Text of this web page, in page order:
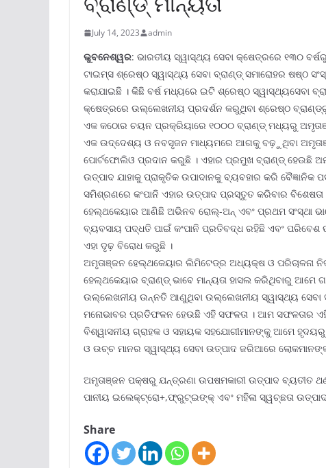
July 14, 2023 admin
ଭୁବନେଶ୍ୱର: ଭାରତୀୟ ସ୍ୱାସ୍ଥ୍ୟ ସେବା କ୍ଷେତ୍ରରେ ୧୩୦
ଟାଇମ୍‌ସ ଶ୍ରେଷ୍ଠ ସ୍ୱାସ୍ଥ୍ୟ ସେବା ବ୍ରାଣ୍ଡ୍ ସମାରୋହର ଷଷ୍ଠ
କରାଯାଇଛି । କିଛି ବର୍ଷ ମଧ୍ୟରେ ଇଟି ଶ୍ରେଷ୍ଠ ସ୍ୱାସ୍ଥ୍ୟସେବା
କ୍ଷେତ୍ରରେ ଉଲ୍ଲେଖନୀୟ ପ୍ରଦର୍ଶନ କରୁଥିବା ଶ୍ରେଷ୍ଠ
ଏକ କଠୋର ଚୟନ ପ୍ରକ୍ରିୟାରେ ୧୦୦୦ ବ୍ରାଣ୍ଡ୍ ମଧ୍ୟରୁ
ଏକ ଉଦ୍ଦେଶ୍ୟ ଓ ନବସୃଜନ ମାଧ୍ୟମରେ ଆଗକୁ ବଢ଼ୁଥିବା
ପୋର୍ଟଫୋଲିଓ ପ୍ରଦାନ କରୁଛି । ଏହାର ପ୍ରମୁଖ ବ୍ରାଣ୍ଡ୍ ହେଉଛି
ଉତ୍ପାଦ ଯାହାକୁ ପ୍ରାକୃତିକ ଉପାଦାନକୁ ବ୍ୟବହାର କରି
ସମିଶ୍ରଣରେ କଂପାନି ଏହାର ଉତ୍ପାଦ ପ୍ରସ୍ତୁତ କରିବାର
ହେଲ୍‌ଥକେୟାର ଆଣିଛି ଅଭିନବ ରୋଲ୍‌-ଅନ୍ ଏବଂ ପ୍ରଥମ ସଂସ୍ଥା
ବ୍ୟବସାୟ ପଦ୍ଧତି ପାଇଁ କଂପାନି ପ୍ରତିବଦ୍ଧ ରହିଛି ଏବଂ
ଏହା ଦୃଢ଼ ବିରୋଧ କରୁଛି ।
ଅମୃତାଞ୍ଜନ ହେଲ୍‌ଥକେୟାର ଲିମିଟେଡ୍‌ର ଅଧ୍ୟକ୍ଷ ଓ ପରିଚାଳନା
ହେଲ୍‌ଥକେୟାର ବ୍ରାଣ୍ଡ୍ ଭାବେ ମାନ୍ୟତା ହାସଲ କରିଥିବାରୁ ଆମେ
ଉଲ୍ଲେଖନୀୟ ଉନ୍ନତି ଆଣୁଥିବା ଉଲ୍ଲେଖନୀୟ ସ୍ୱାସ୍ଥ୍ୟ ସେବା
ମନୋଭାବର ପ୍ରତିଫଳନ ହେଉଛି ଏହି ସଫଳତା । ଆମ ସଫଳତାର
ବିଶ୍ୱାସନୀୟ ଗ୍ରାହକ ଓ ସହାୟକ ସହଯୋଗୀମାନଙ୍କୁ ଆମେ
ଓ ଉଚ୍ଚ ମାନର ସ୍ୱାସ୍ଥ୍ୟ ସେବା ଉତ୍ପାଦ ଜରିଆରେ
ଅମୃତାଞ୍ଜନ ପକ୍ଷରୁ ଯନ୍ତ୍ରଣା ଉପଷମକାରୀ ଉତ୍ପାଦ
ପାନୀୟ ଇଲେକ୍ଟ୍ରୋ+,ଫ୍ରୁଟ୍‌ଇଙ୍କ୍ ଏବଂ ମହିଳା ସ୍ୱଚ୍ଛତା
Share